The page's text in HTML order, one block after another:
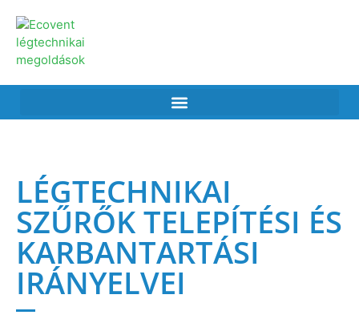
LÉGTECHNIKAI
SZŰRŐK TELEPÍTÉSI ÉS
KARBANTARTÁSI
IRÁNYELVEI